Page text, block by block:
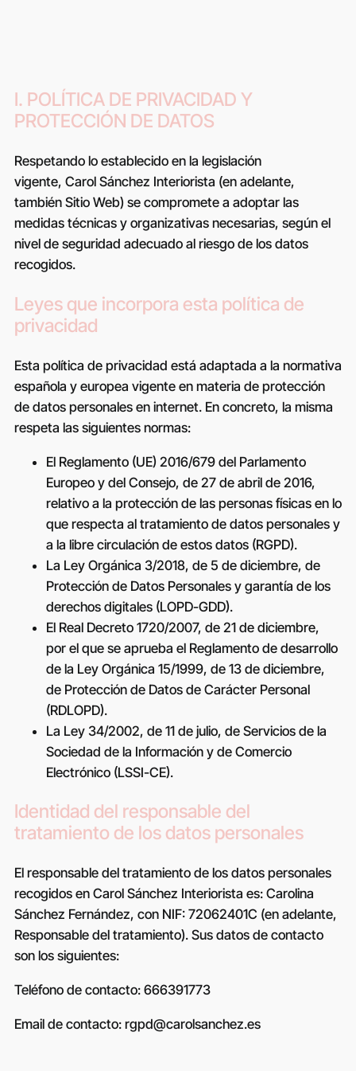
I. POLÍTICA DE PRIVACIDAD Y
PROTECCIÓN DE DATOS
Respetando lo establecido en la legislación
vigente, Carol Sánchez Interiorista (en adelante,
también Sitio Web) se compromete a adoptar las
medidas técnicas y organizativas necesarias, según el
nivel de seguridad adecuado al riesgo de los datos
recogidos.
Leyes que incorpora esta política de
privacidad
Esta política de privacidad está adaptada a la normativa
española y europea vigente en materia de protección
de datos personales en internet. En concreto, la misma
respeta las siguientes normas:
El Reglamento (UE) 2016/679 del Parlamento
Europeo y del Consejo, de 27 de abril de 2016,
relativo a la protección de las personas físicas en lo
que respecta al tratamiento de datos personales y
a la libre circulación de estos datos (RGPD).
La Ley Orgánica 3/2018, de 5 de diciembre, de
Protección de Datos Personales y garantía de los
derechos digitales (LOPD-GDD).
El Real Decreto 1720/2007, de 21 de diciembre,
por el que se aprueba el Reglamento de desarrollo
de la Ley Orgánica 15/1999, de 13 de diciembre,
de Protección de Datos de Carácter Personal
(RDLOPD).
La Ley 34/2002, de 11 de julio, de Servicios de la
Sociedad de la Información y de Comercio
Electrónico (LSSI-CE).
Identidad del responsable del
tratamiento de los datos personales
El responsable del tratamiento de los datos personales
recogidos en Carol Sánchez Interiorista es: Carolina
Sánchez Fernández, con NIF: 72062401C (en adelante,
Responsable del tratamiento). Sus datos de contacto
son los siguientes:
Teléfono de contacto: 666391773
Email de contacto: rgpd@carolsanchez.es